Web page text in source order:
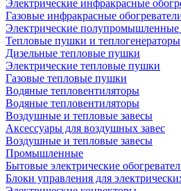
Электрические инфракрасные
Газовые инфракрасные
Электрические полупромышленные
Тепловые пушки и теплогенераторы
Дизельные тепловые пушки
Электрические тепловые пушки
Газовые тепловые пушки
Водяные тепловентиляторы
Водяные тепловентиляторы
Воздушные и тепловые завесы
Аксессуары для воздушных завес
Воздушные и тепловые завесы
Промышленные
Бытовые электрические
Блоки управления для